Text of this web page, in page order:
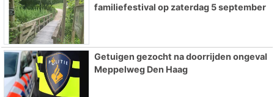
familiefestival op zaterdag 5 september
Getuigen gezocht na doorrijden ongeval
Meppelweg Den Haag